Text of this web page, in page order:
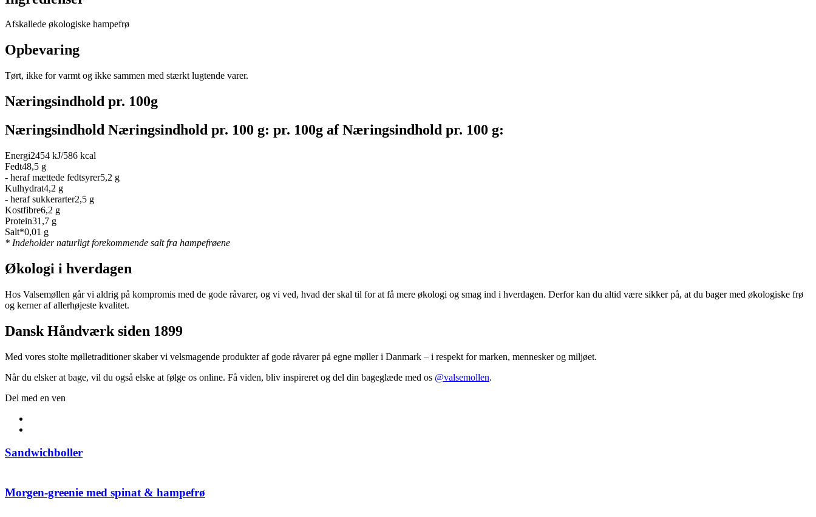
Afskallede økologiske hampefrø
Opbevaring
Tørt, ikke for varmt og ikke sammen med stærkt lugtende varer.
Næringsindhold pr. 100g
Næringsindhold Næringsindhold pr. 100 g: pr. 100g af Næringsindhold pr. 100 g:
Energi2454 kJ/586 kcal
Fedt48,5 g
- heraf mættede fedtsyrer5,2 g
Kulhydrat4,2 g
- heraf sukkerarter2,5 g
Kostfibre6,2 g
Protein31,7 g
Salt*0,01 g
* Indeholder naturligt forekommende salt fra hampefrøene
Økologi i hverdagen
Hos Valsemøllen går vi aldrig på kompromis med de gode råvarer, og vi ved, hvad der skal til for at få mere økologi og smag ind i hverdagen. Derfor kan du altid være sikker på, at du bager med økologiske frø
og kerner af allerhøjeste kvalitet.
Dansk Håndværk siden 1899
Med vores stolte mølletraditioner skaber vi velsmagende produkter af gode råvarer på egne møller i Danmark – i respekt for marken, mennesker og miljøet.
Når du elsker at bage, vil du også elske at følge os online. Få viden, bliv inspireret og del din bageglæde med os @valsemollen.
Del med en ven
Sandwichboller
Morgen-greenie med spinat & hampefrø